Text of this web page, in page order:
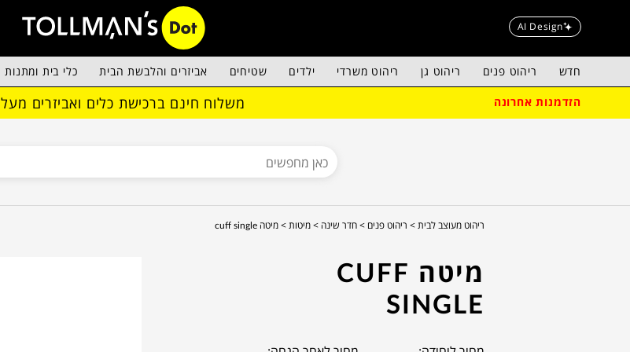
AI Design
חדש ריהוט פנים ריהוט גן ריהוט משרדי ילדים שטיחים אביזרים והלבשת הבית כלי בית ומתנות
הזדמנות אחרונה משלוח חינם ברכישת כלים ואביזרים מעל
ריהוט מעוצב לבית > ריהוט פנים > חדר שינה > מיטות > מיטה cuff single
מיטה CUFF
SINGLE